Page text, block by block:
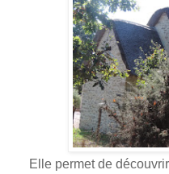
Elle permet de